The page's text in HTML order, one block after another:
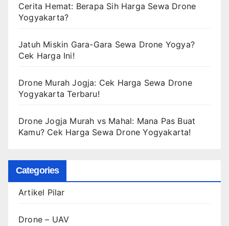
Cerita Hemat: Berapa Sih Harga Sewa Drone
Yogyakarta?
Jatuh Miskin Gara-Gara Sewa Drone Yogya?
Cek Harga Ini!
Drone Murah Jogja: Cek Harga Sewa Drone
Yogyakarta Terbaru!
Drone Jogja Murah vs Mahal: Mana Pas Buat
Kamu? Cek Harga Sewa Drone Yogyakarta!
Categories
Artikel Pilar
Drone – UAV